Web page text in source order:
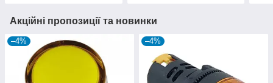
Акційні пропозиції та новинки
–4% –4%